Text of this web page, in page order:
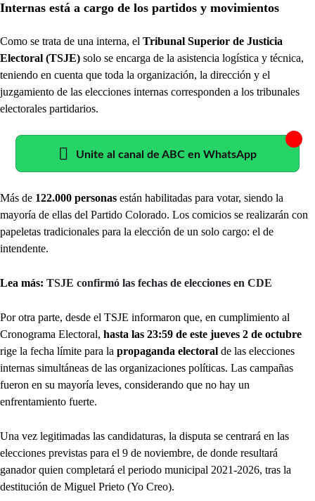
Internas está a cargo de los partidos y movimientos
Como se trata de una interna, el Tribunal Superior de Justicia
Electoral (TSJE) solo se encarga de la asistencia logística y técnica,
teniendo en cuenta que toda la organización, la dirección y el
juzgamiento de las elecciones internas corresponden a los tribunales
electorales partidarios.
Unite al canal de ABC en WhatsApp
Más de 122.000 personas están habilitadas para votar, siendo la
mayoría de ellas del Partido Colorado. Los comicios se realizarán con
papeletas tradicionales para la elección de un solo cargo: el de
intendente.
Lea más: TSJE confirmó las fechas de elecciones en CDE
Por otra parte, desde el TSJE informaron que, en cumplimiento al
Cronograma Electoral, hasta las 23:59 de este jueves 2 de octubre
rige la fecha límite para la propaganda electoral de las elecciones
internas simultáneas de las organizaciones políticas. Las campañas
fueron en su mayoría leves, considerando que no hay un
enfrentamiento fuerte.
Una vez legitimadas las candidaturas, la disputa se centrará en las
elecciones previstas para el 9 de noviembre, de donde resultará
ganador quien completará el periodo municipal 2021-2026, tras la
destitución de Miguel Prieto (Yo Creo).